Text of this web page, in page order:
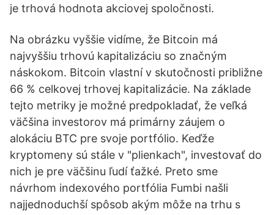
je trhová hodnota akciovej spoločnosti.
Na obrázku vyššie vidíme, že Bitcoin má
najvyššiu trhovú kapitalizáciu so značným
náskokom. Bitcoin vlastní v skutočnosti približne
66 % celkovej trhovej kapitalizácie. Na základe
tejto metriky je možné predpokladať, že veľká
väčšina investorov má primárny záujem o
alokáciu BTC pre svoje portfólio. Keďže
kryptomeny sú stále v "plienkach", investovať do
nich je pre väčšinu ľudí ťažké. Preto sme
návrhom indexového portfólia Fumbi našli
najjednoduchší spôsob akým môže na trhu s